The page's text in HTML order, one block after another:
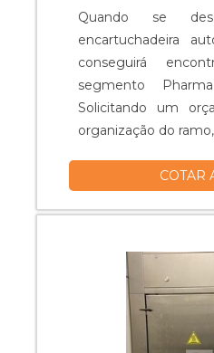
Quando se
encartuchadeira
conseguirá
segmento
Solicitando um
organização do
com os
excelente
assessoria técnica
SOBRE A
AUTOMÁTICA
COTAR